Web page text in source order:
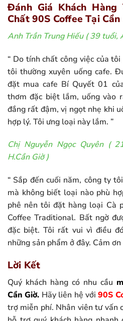
Đánh Giá Khách Hàng
Chất 90S Coffee Tại Cần
Anh Trần Trung Hiếu ( 39 tuổi,
“ Do tính chất công việc của
tôi thường xuyên uống cafe.
đặt mua cafe Bí Quyết 01
thơm đặc biệt lắm, uống vào
đắng rất đậm, vị ngọt nhẹ khi
hợp lý. Tôi ưng loại này lắm. ”
Chị Nguyễn Ngọc Quyên (
H.Cần Giờ )
“ Sắp đến cuối năm, công ty
mà không biết loại nào phù
phê nên tôi đặt hàng loại Cà
Coffee Traditional. Bất ngờ
đặc biệt. Tôi rất vui vì điều
những sản phẩm ở đây. Cảm ơn
Lời Kết
Quý khách hàng có nhu cầu
Cần Giờ. Hãy liên hệ với90S
trợ miễn phí. Nhân viên tư vấn